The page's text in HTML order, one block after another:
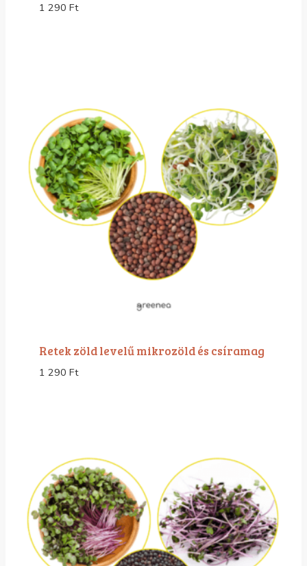
1 290 Ft
Retek zöld levelű mikrozöld és csíramag
1 290 Ft